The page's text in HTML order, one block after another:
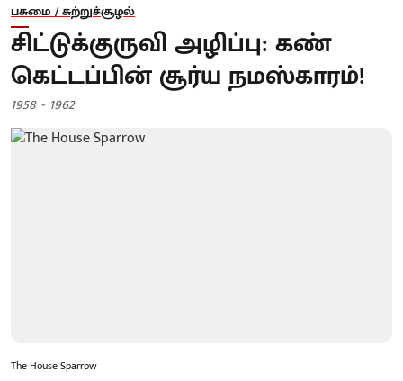
பசுமை / சுற்றுச்சூழல்
சிட்டுக்குருவி அழிப்பு: கண்
கெட்டப்பின் சூர்ய நமஸ்காரம்!
1958 - 1962
The House Sparrow